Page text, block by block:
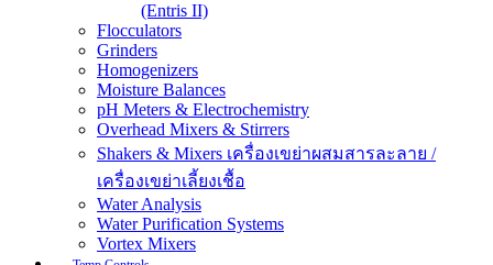
(Entris II)
Flocculators
Grinders
Homogenizers
Moisture Balances
pH Meters & Electrochemistry
Overhead Mixers & Stirrers
Shakers & Mixers เครื่องเขย่าผสมสารละลาย /
เครื่องเขย่าเลี้ยงเชื้อ
Water Analysis
Water Purification Systems
Vortex Mixers